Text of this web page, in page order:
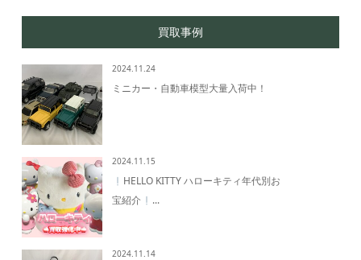
買取事例
2024.11.24
ミニカー・自動車模型大量入荷中！
2024.11.15
HELLO KITTY ハローキティ年代別お
宝紹介
...
2024.11.14